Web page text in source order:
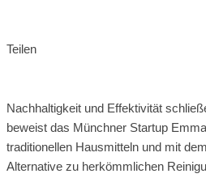
Teilen
Nachhaltigkeit und Effektivität
beweist das Münchner Startup
traditionellen Hausmitteln und mit
Alternative zu herkömmlichen